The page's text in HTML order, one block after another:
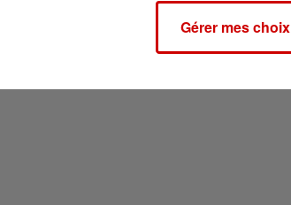
Gérer mes choix